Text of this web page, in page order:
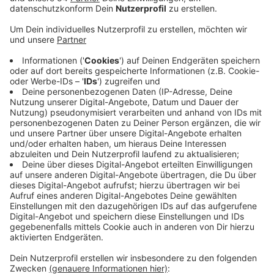
Die Städtevereinigung Wickrath, Rheydt und
Mönchengladbach feiert 50 jähriges Jubiläum, die
Theaterehe Mönchengladbach Rheydt wird 75 Jahre
und Borussia Mönchengladbach sogar 125 Jahre. Im
Sparkassenpark gibt es 2025 nicht nur zahlreiche
Konzerte, im August findet dort auch die Hockey-
Europameisterschaft statt. Das "Move & Groove"-
Fest soll nach der Premiere im vergangenen Jahr vom
Rheydter Marktplatz in den Hugo-Junkers-Park
umziehen und nur noch an einem Tag stattfinden. Laut
MGMG sei das Parkgelände besser geeignet für das
Ausprobieren von Spportarten als die gepflasterte
Fläche auf dem Marktplatz. Außerdem wird
Mönchengladbach Austragungsort des
Bundeschützenfestes, das am 3.